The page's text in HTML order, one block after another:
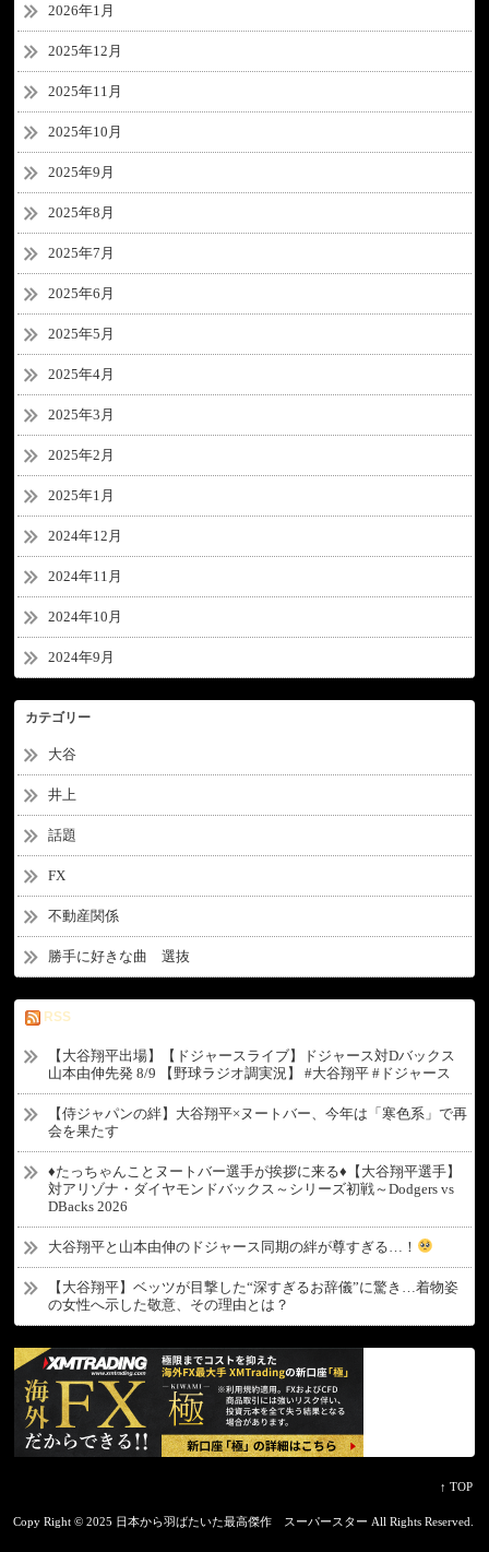
2026年1月
2025年12月
2025年11月
2025年10月
2025年9月
2025年8月
2025年7月
2025年6月
2025年5月
2025年4月
2025年3月
2025年2月
2025年1月
2024年12月
2024年11月
2024年10月
2024年9月
カテゴリー
大谷
井上
話題
FX
不動産関係
勝手に好きな曲 選抜
RSS
【大谷翔平出場】【ドジャースライブ】ドジャース対Dバックス
山本由伸先発 8/9 【野球ラジオ調実況】 #大谷翔平 #ドジャース
【侍ジャパンの絆】大谷翔平×ヌートバー、今年は「寒色系」で再
会を果たす
♦たっちゃんことヌートバー選手が挨拶に来る♦【大谷翔平選手】
対アリゾナ・ダイヤモンドバックス～シリーズ初戦～Dodgers vs
DBacks 2026
大谷翔平と山本由伸のドジャース同期の絆が尊すぎる…！
【大谷翔平】ベッツが目撃した“深すぎるお辞儀”に驚き…着物姿
の女性へ示した敬意、その理由とは？
↑ TOP
Copy Right © 2025 日本から羽ばたいた最高傑作 スーパースター All Rights Reserved.